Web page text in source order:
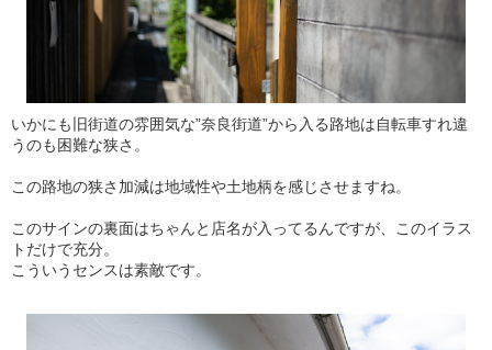
いかにも旧街道の雰囲気な”奈良街道”から入る路地は自転車すれ違
うのも困難な狭さ。
この路地の狭さ加減は地域性や土地柄を感じさせますね。
このサインの裏面はちゃんと店名が入ってるんですが、このイラス
トだけで充分。
こういうセンスは素敵です。